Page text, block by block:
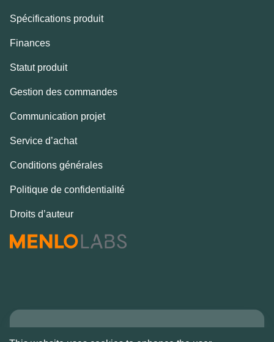
Spécifications produit
Finances
Statut produit
Gestion des commandes
Communication projet
Service d’achat
Conditions générales
Politique de confidentialité
Droits d’auteur